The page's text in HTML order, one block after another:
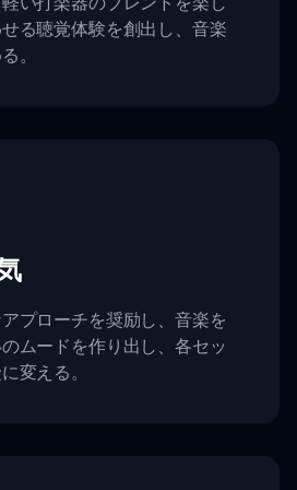
る聴覚体験を創出し、音楽
。
プローチを奨励し、音楽を
ムードを作り出し、各セッ
変える。